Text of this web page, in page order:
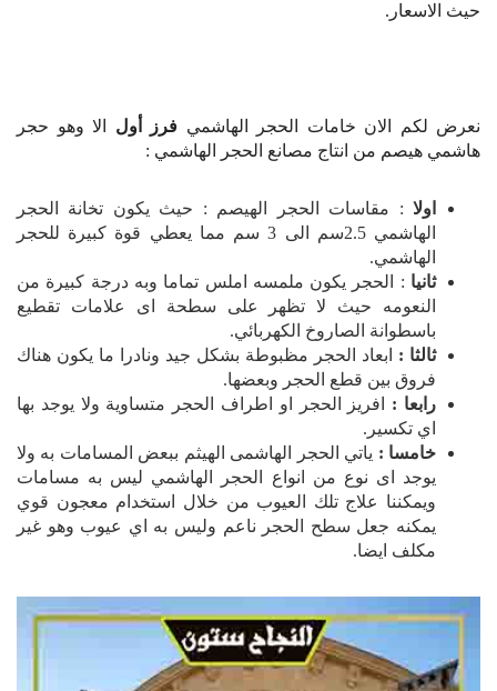
حيث الاسعار.
نعرض لكم الان خامات الحجر الهاشمي فرز أول الا وهو حجر
هاشمي هيصم من انتاج مصانع الحجر الهاشمي :
اولا : مقاسات الحجر الهيصم : حيث يكون تخانة الحجر
الهاشمي 2.5سم الى 3 سم مما يعطي قوة كبيرة للحجر
الهاشمي.
ثانيا : الحجر يكون ملمسه املس تماما وبه درجة كبيرة من
النعومه حيث لا تظهر على سطحة اى علامات تقطيع
باسطوانة الصاروخ الكهربائي.
ثالثا :
ابعاد الحجر مظبوطة بشكل جيد ونادرا ما يكون هناك
فروق بين قطع الحجر وبعضها.
رابعا :
افريز الحجر او اطراف الحجر متساوية ولا يوجد بها
اي تكسير.
خامسا : ياتي الحجر الهاشمى الهيثم ببعض المسامات به ولا
يوجد اى نوع من انواع الحجر الهاشمي ليس به مسامات
ويمكننا علاج تلك العيوب من خلال استخدام معجون قوي
يمكنه جعل سطح الحجر ناعم وليس به اي عيوب وهو غير
مكلف ايضا.